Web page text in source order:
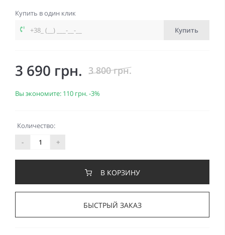
Купить в один клик
Купить
3 690 грн. 3 800 грн.
Вы экономите: 110 грн.-3%
Количество:
-
+
В КОРЗИНУ
БЫСТРЫЙ ЗАКАЗ